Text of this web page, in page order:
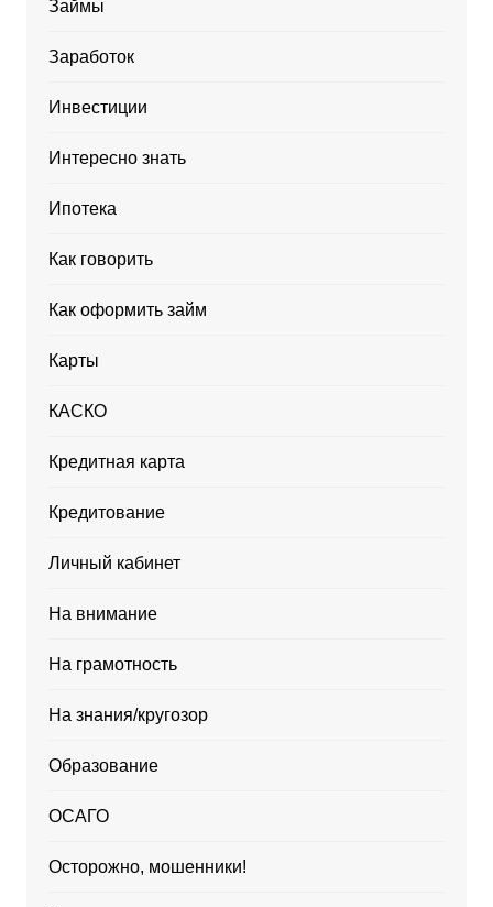
Займы
Заработок
Инвестиции
Интересно знать
Ипотека
Как говорить
Как оформить займ
Карты
КАСКО
Кредитная карта
Кредитование
Личный кабинет
На внимание
На грамотность
На знания/кругозор
Образование
ОСАГО
Осторожно, мошенники!